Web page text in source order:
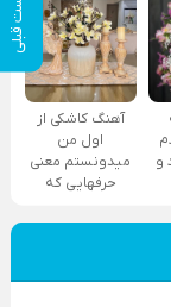
پست قبلی
و
آهنگ کاشکی از
اول من
میدونستم معنی
حرفهایی که